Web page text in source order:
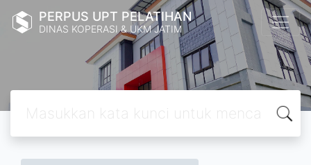
PERPUS UPT PELATIHAN
DINAS KOPERASI & UKM JATIM